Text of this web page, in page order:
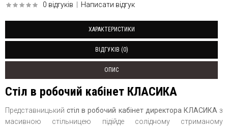
0 відгуків Написати відгук
ХАРАКТЕРИСТИКИ
ВІДГУКІВ (0)
ОПИС
Стіл в робочий кабінет КЛАСИКА
Представницькийстіл в робочий кабінет директора КЛАСИКА з
масивною стільницею підійде солідному стриманому